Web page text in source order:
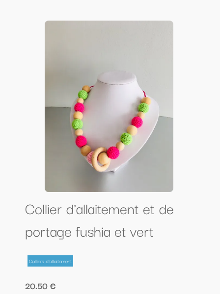
Collier d'allaitement et de
portage fushia et vert
Colliers d'allaitement
20.50 €